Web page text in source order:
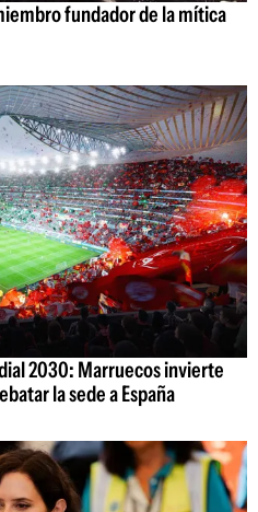
fundador de la mítica
2030: Marruecos invierte
la sede a España